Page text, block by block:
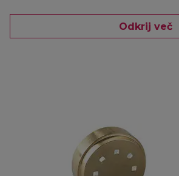
Odkrij več